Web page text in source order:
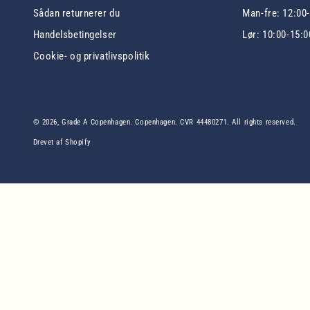
Sådan returnerer du
Handelsbetingelser
Cookie- og privatlivspolitik
Man-fre:
Lør: 10:00-
© 2026,Grade A Copenhagen. Copenhagen. CVR 44480271. All rights reserved.
Drevet af Shopify